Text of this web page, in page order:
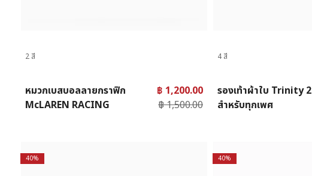
2 สี
หมวกเบสบอลลายกราฟิก
McLAREN RACING
฿ 1,200.00
฿ 1,500.00
4 สี
รองเท้าผ้าใบ Trinity 2
สำหรับทุกเพศ
40% 40%